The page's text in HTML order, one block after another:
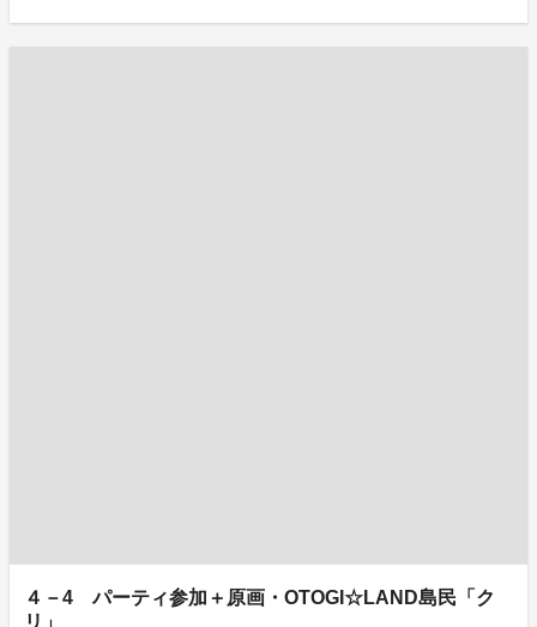
４－4 パーティ参加＋原画・OTOGI☆LAND島民「ク
リ」